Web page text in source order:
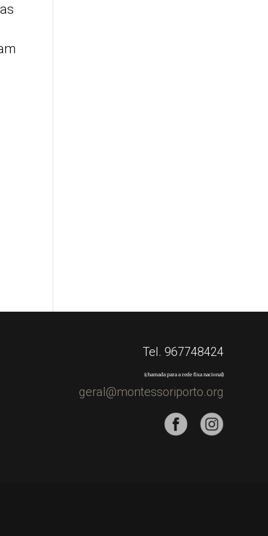
Tel. 967748424
(chamada para a rede fixa nacional)
geral@montessoriporto.org